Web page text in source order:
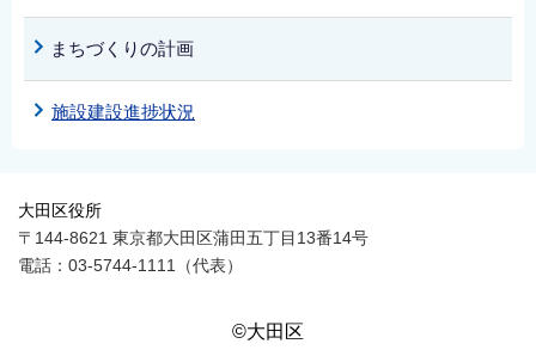
まちづくりの計画
施設建設進捗状況
大田区役所
〒144-8621 東京都大田区蒲田五丁目13番14号
電話：03-5744-1111（代表）
©大田区